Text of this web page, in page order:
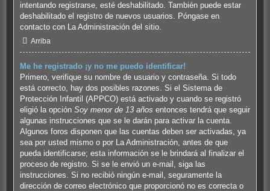
intentando registrarse, esté deshabilitado. También puede estar
deshabilitado el registro de nuevos usuarios. Póngase en
contacto con La Administración del sitio.
Arriba
Me he registrado ¡y no me puedo identificar!
Primero, verifique su nombre de usuario y contraseña. Si todo
está correcto, hay dos posibles razones. Si el Sistema de
Protección Infantil (APPCO) está activado y cuando se registró
eligió la opción Soy menor de 13 años entonces tendrá que seguir
algunas instrucciones que se le darán para activar la cuenta.
Algunos foros disponen que las cuentas deben ser activadas, ya
sea por usted mismo o por La Administración, antes de que
pueda identificarse; esta información se le brindará al finalizar el
proceso de registro. Si se le envió un e-mail, siga las
instrucciones. Si no recibió ningún e-mail, seguramente la
dirección de correo electrónico que proporcionó no es correcta o